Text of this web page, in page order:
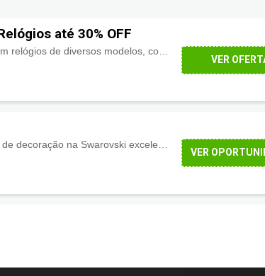
até 30% OFF
relógios de diversos modelos, confira aqui!
VER
VER